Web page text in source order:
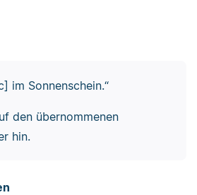
im Sonnenschein.“
den übernommenen
hin.